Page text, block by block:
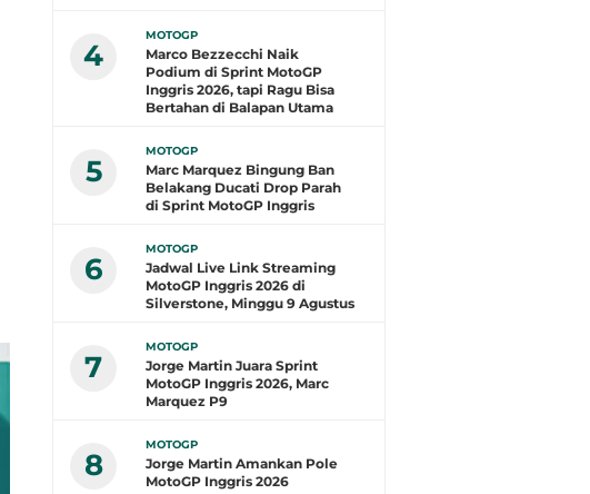
4
MOTOGP
Marco Bezzecchi Naik
Podium di Sprint MotoGP
Inggris 2026, tapi Ragu Bisa
Bertahan di Balapan Utama
5
MOTOGP
Marc Marquez Bingung Ban
Belakang Ducati Drop Parah
di Sprint MotoGP Inggris
6
MOTOGP
Jadwal Live Link Streaming
MotoGP Inggris 2026 di
Silverstone, Minggu 9 Agustus
7
MOTOGP
Jorge Martin Juara Sprint
MotoGP Inggris 2026, Marc
Marquez P9
8
MOTOGP
Jorge Martin Amankan Pole
MotoGP Inggris 2026